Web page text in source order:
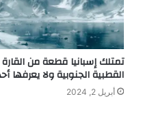
تمتلك إسبانيا قطعة من القارة
القطبية الجنوبية ولا يعرفها
أبريل 2, 2024